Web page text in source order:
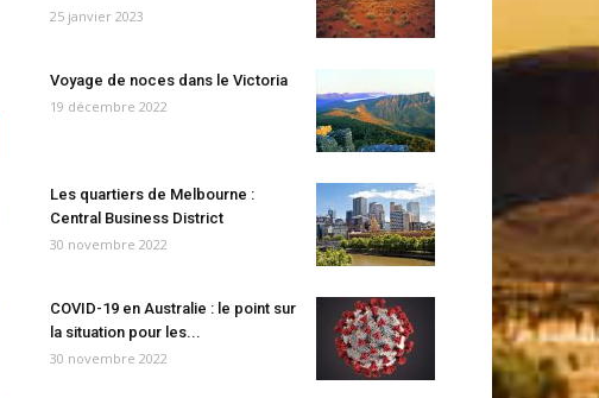
25 janvier 2023
Voyage de noces dans le Victoria
19 décembre 2022
Les quartiers de Melbourne :
Central Business District
30 novembre 2022
COVID-19 en Australie : le point sur
la situation pour les...
30 novembre 2022